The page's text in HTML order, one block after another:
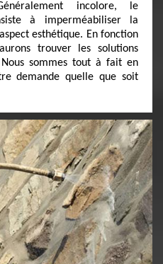
incolore, le
à imperméabiliser la
esthétique. En fonction
trouver les solutions
sommes tout à fait en
demande quelle que soit